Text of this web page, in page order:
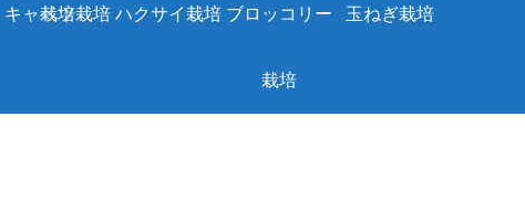
栽培
キャベツ栽培 ハクサイ栽培 ブロッコリー
栽培
玉ねぎ栽培